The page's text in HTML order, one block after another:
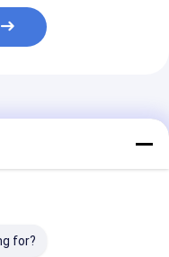
for?